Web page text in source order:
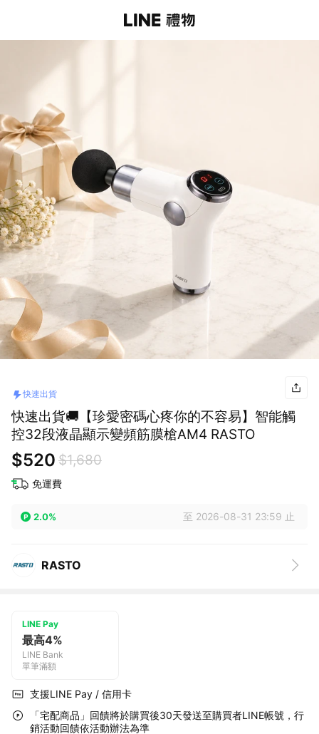
快速出貨
快速出貨🚚【珍愛密碼心疼你的不容易】智能觸
控32段液晶顯示變頻筋膜槍AM4 RASTO
$520 $1,680
免運費
2.0% 至 2026-08-31 23:59 止
RASTO
LINE Pay
最高4%
LINE Bank
單筆滿額
支援LINE Pay / 信用卡
「宅配商品」回饋將於購買後30天發送至購買者LINE帳號，行
銷活動回饋依活動辦法為準